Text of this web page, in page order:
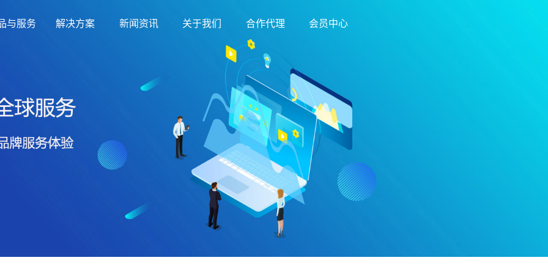
与服务 解决方案 新闻资讯 关于我们 合作代理 会员中心